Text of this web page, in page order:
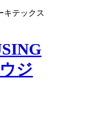
キテックス